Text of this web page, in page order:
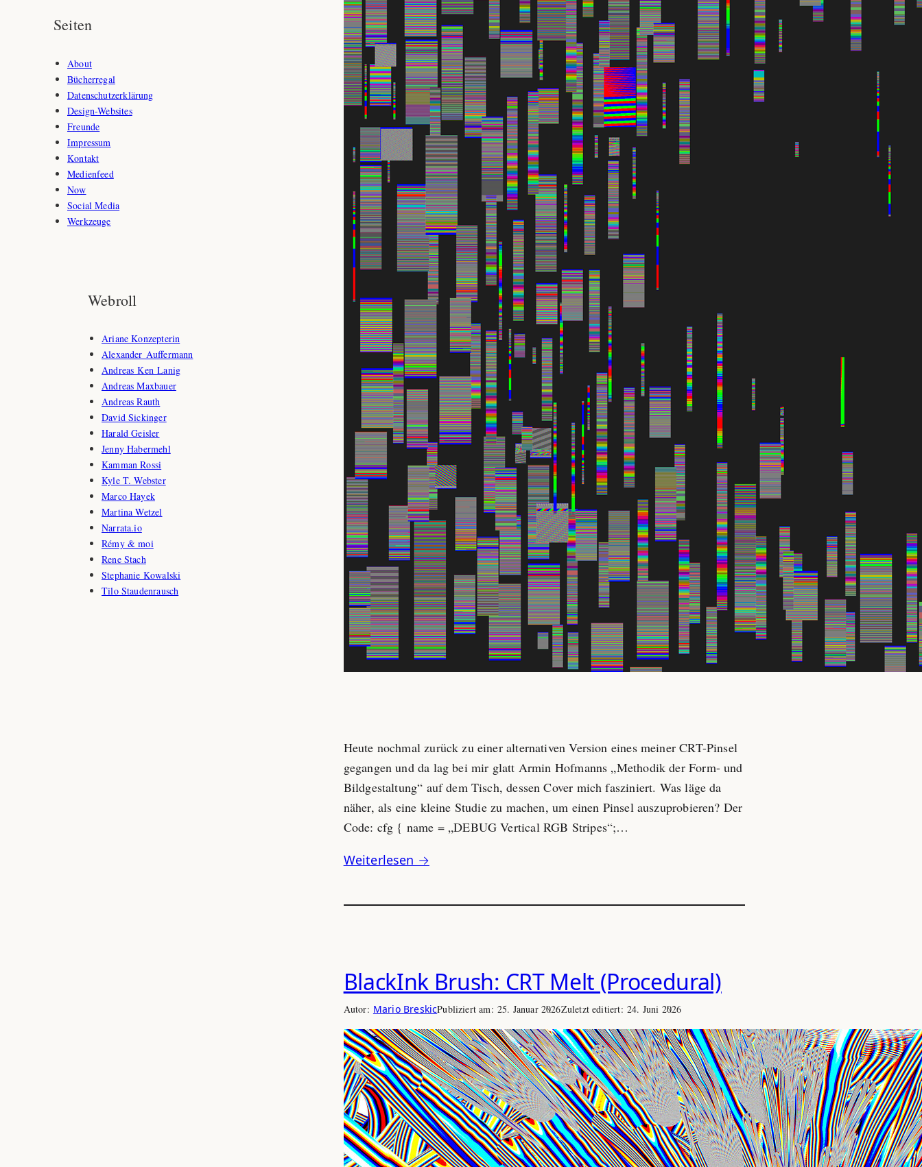
Seiten
About
Bücherregal
Datenschutzerklärung
Design-Websites
Freunde
Impressum
Kontakt
Medienfeed
Now
Social Media
Werkzeuge
Webroll
Ariane Konzepterin
Alexander Auffermann
Andreas Ken Lanig
Andreas Maxbauer
Andreas Rauth
David Sickinger
Harald Geisler
Jenny Habermehl
Kamman Rossi
Kyle T. Webster
Marco Hayek
Martina Wetzel
Narrata.io
Rémy & moi
Rene Stach
Stephanie Kowalski
Tilo Staudenrausch
Heute nochmal zurück zu einer alternativen Version eines meiner CRT-Pinsel
gegangen und da lag bei mir glatt Armin Hofmanns „Methodik der Form- und
Bildgestaltung“ auf dem Tisch, dessen Cover mich fasziniert. Was läge da
näher, als eine kleine Studie zu machen, um einen Pinsel auszuprobieren? Der
Code: cfg { name = „DEBUG Vertical RGB Stripes“;…
Weiterlesen →
BlackInk Brush: CRT Melt (Procedural)
Autor: Mario BreskicPubliziert am: 25. Januar 2026Zuletzt editiert: 24. Juni 2026